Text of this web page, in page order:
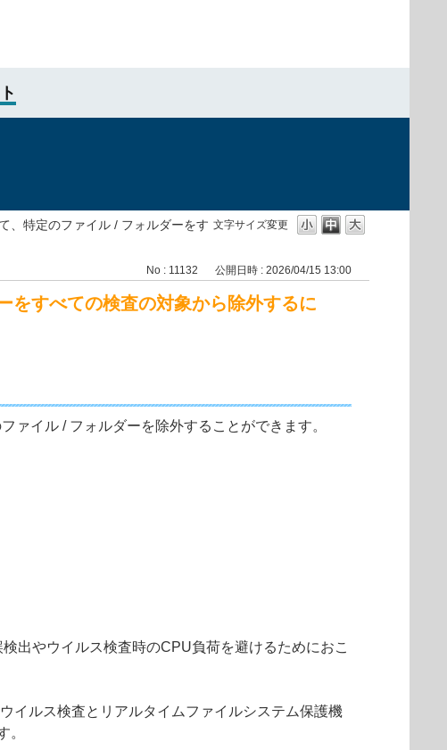
文字サイズ変更
、特定のファイル / フォルダーをす
No : 11132 公開日時 : 2026/04/15 13:00
をすべての検査の対象から除外するに
ァイル / フォルダーを除外することができます。
出やウイルス検査時のCPU負荷を避けるためにおこ
イルス検査とリアルタイムファイルシステム保護機
。